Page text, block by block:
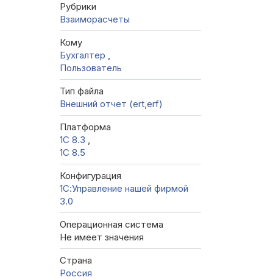
Рубрики
Взаиморасчеты
Кому
Бухгалтер ,
Пользователь
Тип файла
Внешний отчет (ert,erf)
Платформа
1С 8.3 ,
1С 8.5
Конфигурация
1С:Управление нашей фирмой
3.0
Операционная система
Не имеет значения
Страна
Россия